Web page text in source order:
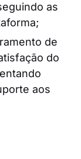
as
de
do
aos